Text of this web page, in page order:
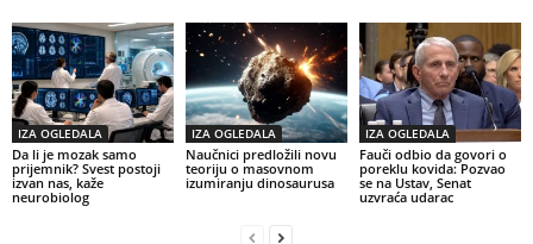
IZA OGLEDALA
Da li je mozak samo
prijemnik? Svest postoji
izvan nas, kaže
neurobiolog
IZA OGLEDALA
Naučnici predložili novu
teoriju o masovnom
izumiranju dinosaurusa
IZA OGLEDALA
Fauči odbio da govori o
poreklu kovida: Pozvao
se na Ustav, Senat
uzvraća udarac